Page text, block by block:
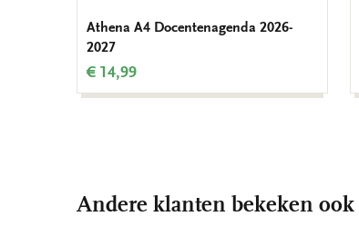
Athena A4 Docentenagenda 2026-
2027
€ 14,99
Andere klanten bekeken ook